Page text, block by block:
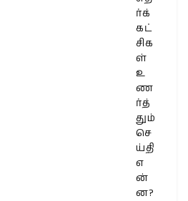
ர்க்
கட்
சிக
ள்
உ
ண
ர்த்
தும்
செ
ய்தி
எ
ன்
ன?